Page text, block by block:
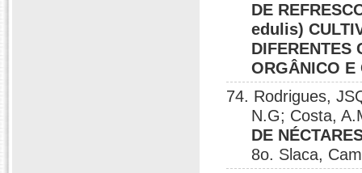
DE
edulis)
DIFERENTES
ORGÂNICO E
74. Rodrigues,
N.G; Costa,
DE
8o. Slaca,